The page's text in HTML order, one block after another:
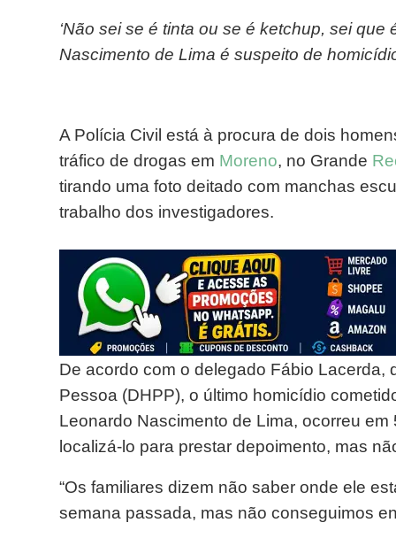
‘Não sei se é tinta ou se é ketchup, sei
Nascimento de Lima é suspeito de
A Polícia Civil está à procura de dois
tráfico de drogas em Moreno, no Grande
tirando uma foto deitado com manchas
trabalho dos investigadores.
De acordo com o delegado Fábio Lacerda,
Pessoa (DHPP), o último homicídio
Leonardo Nascimento de Lima, ocorreu
localizá-lo para prestar depoimento, mas
“Os familiares dizem não saber onde ele
semana passada, mas não conseguimos